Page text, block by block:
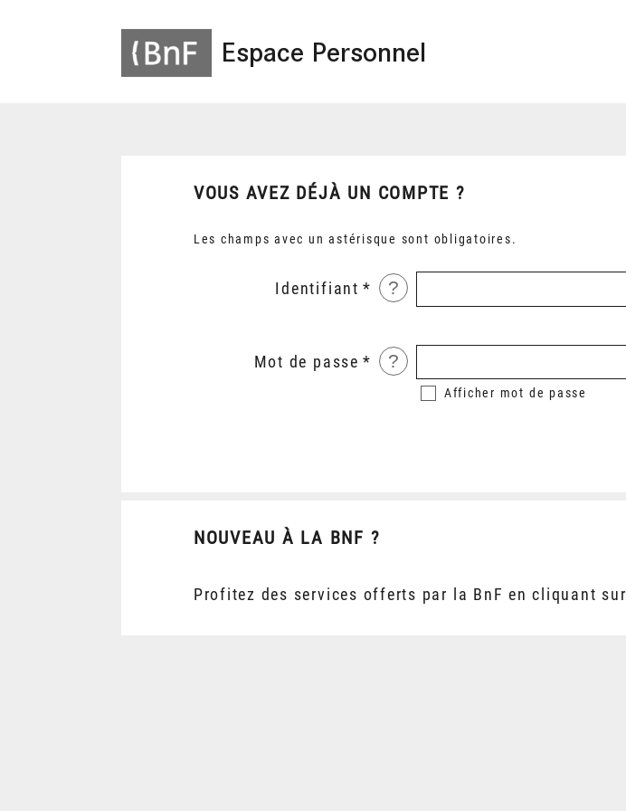
Espace Personnel
VOUS AVEZ DÉJÀ UN COMPTE ?
Les champs avec un astérisque sont obligatoires.
Identifiant ?
Mot de passe ?
Afficher mot de passe
NOUVEAU À LA BNF ?
Profitez des services offerts par la BnF en cliquant sur